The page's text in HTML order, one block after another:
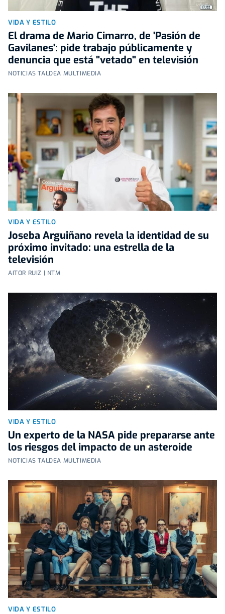
VIDA Y ESTILO
El drama de Mario Cimarro, de 'Pasión de
Gavilanes': pide trabajo públicamente y
denuncia que está "vetado" en televisión
NOTICIAS TALDEA MULTIMEDIA
VIDA Y ESTILO
Joseba Arguiñano revela la identidad de su
próximo invitado: una estrella de la
televisión
AITOR RUIZ | NTM
VIDA Y ESTILO
Un experto de la NASA pide prepararse ante
los riesgos del impacto de un asteroide
NOTICIAS TALDEA MULTIMEDIA
VIDA Y ESTILO